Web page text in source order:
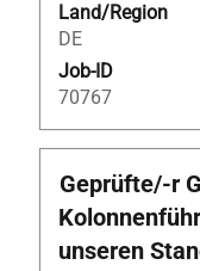
Land/Region
DE
Job-ID
70767
Geprüfte/-r
unseren
Drücken
Sie
die
Leertaste,